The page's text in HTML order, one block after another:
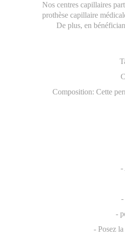
Nos centres capillaires
prothèse capillaire
De plus, en
Composition: Cette
-
-
-
- Posez